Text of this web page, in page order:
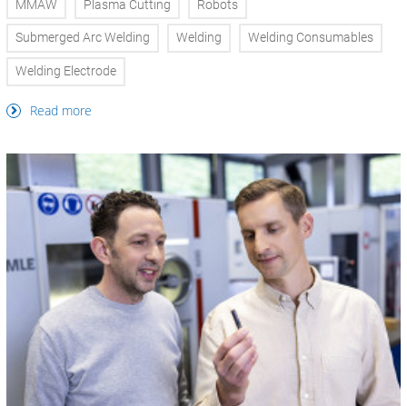
MMAW Plasma Cutting Robots
Submerged Arc Welding Welding Welding Consumables
Welding Electrode
Read more